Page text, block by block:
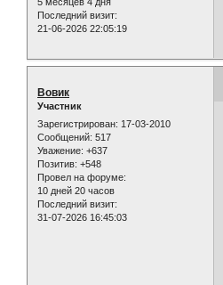
5 месяцев 4 дня
Последний визит:
21-06-2026 22:05:19
Вовик
Участник
Зарегистрирован: 17-03-2010
Сообщений: 517
Уважение: +637
Позитив: +548
Провел на форуме:
10 дней 20 часов
Последний визит:
31-07-2026 16:45:03